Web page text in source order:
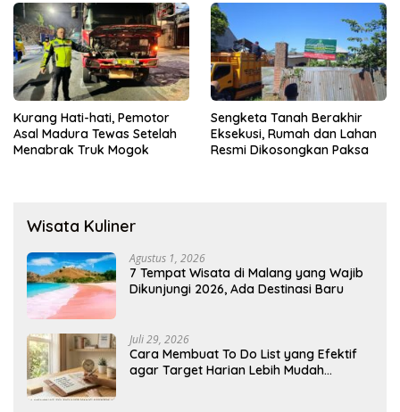
Gratis
Kurang Hati-hati, Pemotor
Asal Madura Tewas Setelah
Menabrak Truk Mogok
Sengketa Tanah Berakhir
Eksekusi, Rumah dan Lahan
Resmi Dikosongkan Paksa
Wisata Kuliner
Agustus 1, 2026
7 Tempat Wisata di Malang yang Wajib
Dikunjungi 2026, Ada Destinasi Baru
Juli 29, 2026
Cara Membuat To Do List yang Efektif
agar Target Harian Lebih Mudah